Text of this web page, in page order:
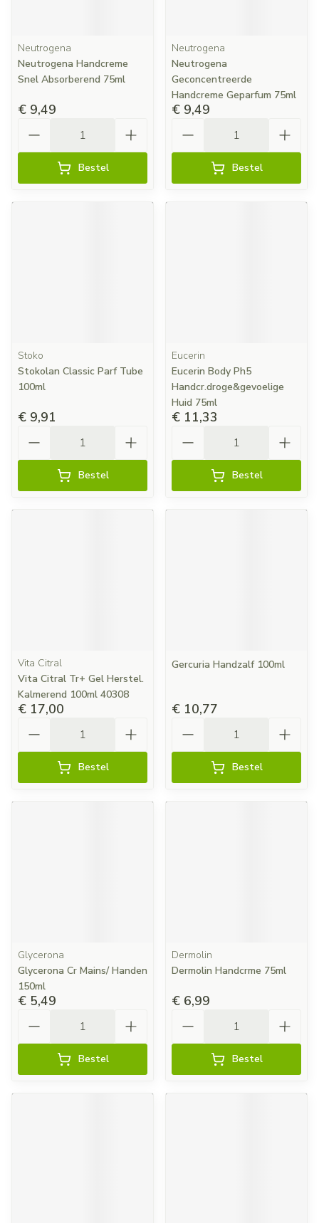
Neutrogena
Neutrogena Handcreme
Snel Absorberend 75ml
€ 9,49
Bestel
Neutrogena
Neutrogena
Geconcentreerde
Handcreme Geparfum 75ml
€ 9,49
Bestel
Stoko
Stokolan Classic Parf Tube
100ml
€ 9,91
Bestel
Eucerin
Eucerin Body Ph5
Handcr.droge&gevoelige
Huid 75ml
€ 11,33
Bestel
Vita Citral
Vita Citral Tr+ Gel Herstel.
Kalmerend 100ml 40308
€ 17,00
Bestel
Gercuria Handzalf 100ml
€ 10,77
Bestel
Glycerona
Glycerona Cr Mains/ Handen
150ml
€ 5,49
Bestel
Dermolin
Dermolin Handcrme 75ml
€ 6,99
Bestel